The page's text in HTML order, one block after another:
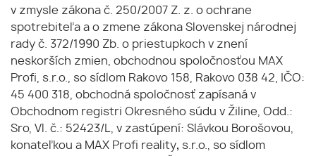
v zmysle zákona č. 250/2007 Z. z. o ochrane
spotrebiteľa a o zmene zákona Slovenskej národnej
rady č. 372/1990 Zb. o priestupkoch v znení
neskorších zmien, obchodnou spoločnosťou MAX
Profi, s.r.o., so sídlom Rakovo 158, Rakovo 038 42, IČO:
45 400 318, obchodná spoločnosť zapísaná v
Obchodnom registri Okresného súdu v Žiline, Odd.:
Sro, Vl. č.: 52423/L, v zastúpení: Slávkou Borošovou,
konateľkou a MAX Profi reality, s.r.o., so sídlom